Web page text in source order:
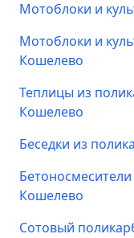
Мотоблоки и
Мотоблоки и
Кошелево
Теплицы из
Кошелево
Беседки из
Кошелево
Сотовый